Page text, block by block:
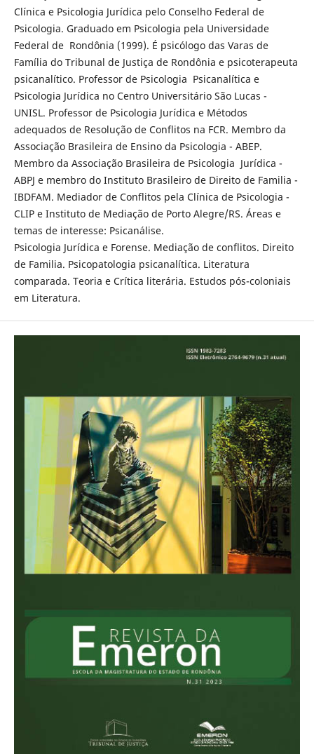
Clínica e Psicologia Jurídica pelo Conselho Federal de
Psicologia. Graduado em Psicologia pela Universidade
Federal de Rondônia (1999). É psicólogo das Varas de
Família do Tribunal de Justiça de Rondônia e psicoterapeuta
psicanalítico. Professor de Psicologia Psicanalítica e
Psicologia Jurídica no Centro Universitário São Lucas -
UNISL. Professor de Psicologia Jurídica e Métodos
adequados de Resolução de Conflitos na FCR. Membro da
Associação Brasileira de Ensino da Psicologia - ABEP.
Membro da Associação Brasileira de Psicologia Jurídica -
ABPJ e membro do Instituto Brasileiro de Direito de Familia -
IBDFAM. Mediador de Conflitos pela Clínica de Psicologia -
CLIP e Instituto de Mediação de Porto Alegre/RS. Áreas e
temas de interesse: Psicanálise.
Psicologia Jurídica e Forense. Mediação de conflitos. Direito
de Familia. Psicopatologia psicanalítica. Literatura
comparada. Teoria e Crítica literária. Estudos pós-coloniais
em Literatura.